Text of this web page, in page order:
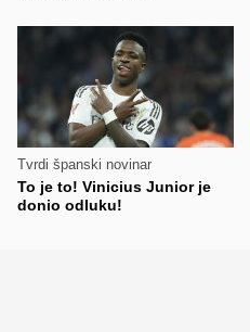
Tvrdi španski novinar
To je to! Vinicius Junior je
donio odluku!